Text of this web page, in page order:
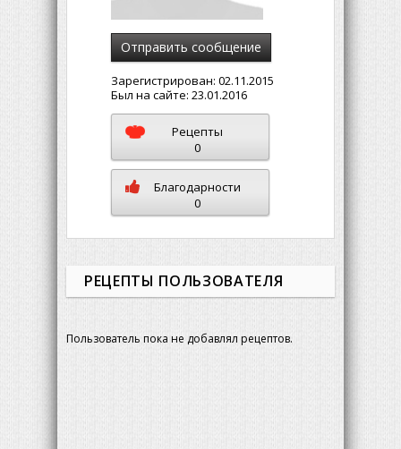
Отправить сообщение
Зарегистрирован: 02.11.2015
Был на сайте: 23.01.2016
Рецепты
0
Благодарности
0
РЕЦЕПТЫ ПОЛЬЗОВАТЕЛЯ
Пользователь пока не добавлял рецептов.